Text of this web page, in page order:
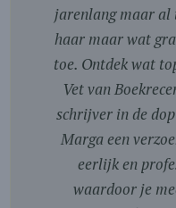
jarenlang maar al
haar maar wat
toe. Ontdek wat
Vet van
schrijver in de
Marga een
eerlijk en
waardoor je